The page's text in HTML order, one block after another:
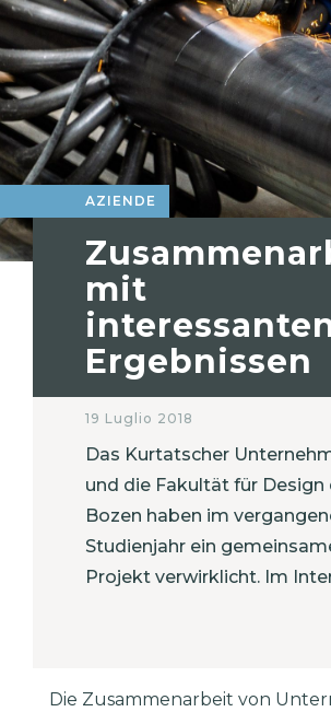
AZIENDE
mit
Ergebnissen
19 Luglio 2018
Das Kurtatscher
und die Fakultät für Design
Bozen haben im
Studienjahr ein
Projekt verwirklicht. Im
Die Zusammenarbeit von